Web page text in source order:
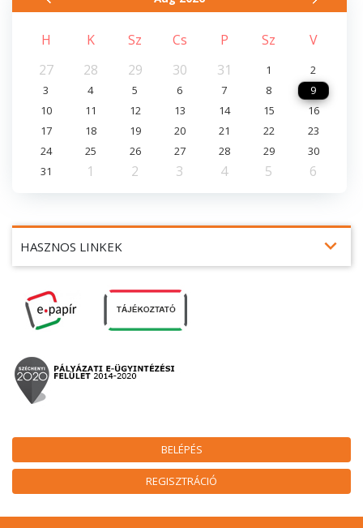
BELÉPÉS
REGISZTRÁCIÓ
HASZNOS LINKEK expand_more
H K Sz Cs P Sz
V
27
28 29 30 31 1
2
3
4 5 6 7 8
9
10
11 12 13 14 15
16
17
18 19 20 21 22
23
24
25 26 27 28 29
30
31
1 2 3 4 5 6